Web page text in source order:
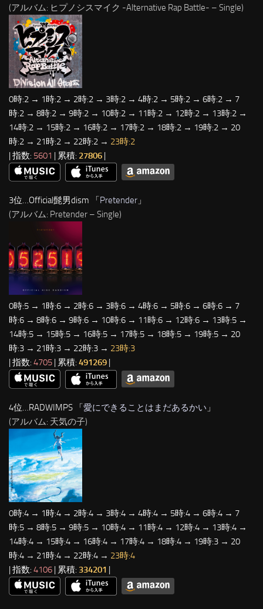
(アルバム: ヒプノシスマイク -Alternative Rap Battle- – Single)
0時:2 → 1時:2 → 2時:2 → 3時:2 → 4時:2 → 5時:2 → 6時:2 → 7
時:2 → 8時:2 → 9時:2 → 10時:2 → 11時:2 → 12時:2 → 13時:2 →
14時:2 → 15時:2 → 16時:2 → 17時:2 → 18時:2 → 19時:2 → 20
時:2 → 21時:2 → 22時:2 → 23時:2
| 指数: 5601 | 累積: 27806 |
3位…Official髭男dism 「 Pretender 」
(アルバム: Pretender – Single)
0時:5 → 1時:6 → 2時:6 → 3時:6 → 4時:6 → 5時:6 → 6時:6 → 7
時:6 → 8時:6 → 9時:6 → 10時:6 → 11時:6 → 12時:6 → 13時:5 →
14時:5 → 15時:5 → 16時:5 → 17時:5 → 18時:5 → 19時:5 → 20
時:3 → 21時:3 → 22時:3 → 23時:3
| 指数: 4705 | 累積: 491269
4位…RADWIMPS 「愛にできることはまだあるかい 」
(アルバム: 天気の子)
0時:4 → 1時:4 → 2時:4 → 3時:4 → 4時:4 → 5時:4 → 6時:4 → 7
時:5 → 8時:5 → 9時:5 → 10時:4 → 11時:4 → 12時:4 → 13時:4 →
14時:4 → 15時:4 → 16時:4 → 17時:4 → 18時:4 → 19時:3 → 20
時:4 → 21時:4 → 22時:4 → 23時:4
| 指数: 4106 | 累積: 334201 |